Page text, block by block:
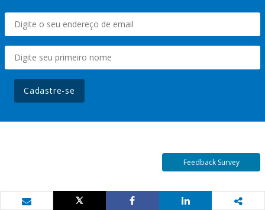
Cadastre-se
Feedback Survey